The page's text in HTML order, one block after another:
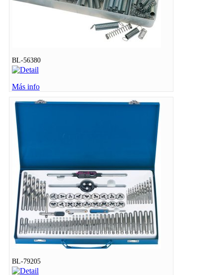
BL-56380
Más info
BL-79205